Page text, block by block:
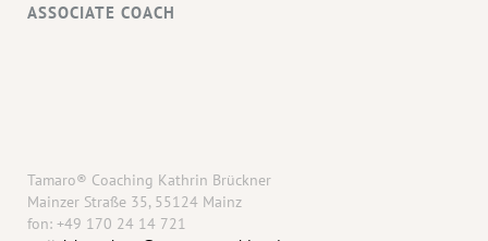
ASSOCIATE COACH
Tamaro® Coaching Kathrin Brückner
Mainzer Straße 35, 55124 Mainz
fon: +49 170 24 14 721